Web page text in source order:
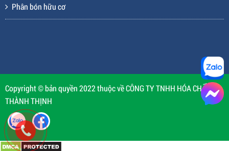
Phân bón hữu cơ
Copyright © bản quyền 2022 thuộc về CÔNG TY TNHH HÓA CHẤT
THÀNH THỊNH